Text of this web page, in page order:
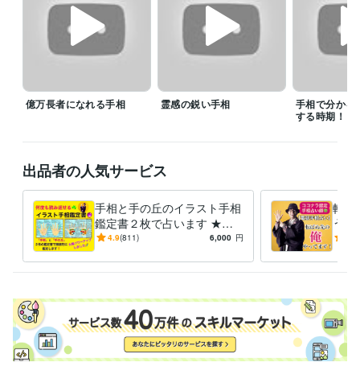
手相:2年ルノルマンカード:0年 数秘術:0年
得意分野
手相鑑定 数秘術
大原簿記学校 2013年3月 ~ 2015年2月
億万長者になれる手相 霊感の鋭い手相
手相で分かる
する時期！
出品者の人気サービス
手相と手の丘のイラスト手相
鑑定書２枚で占います ★一
目で分かる★適性、才能、仕
4.9(811) 6,000 円
転ば
う手
間で